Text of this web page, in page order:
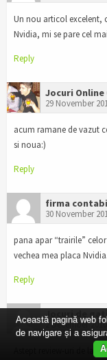
Un nou articol excelent,
Nvidia, mi se pare cel
Reply
Jocuri
29 November
acum ramane de vazut
si noua:)
Reply
firma
30 November
pana apar “trairile”
vechea mea placa
Reply
Jocuri de gatit
2 December 2010
Astept review-uri de la
Această pagină web
de navigare și a